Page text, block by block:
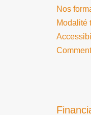
Nos
Modalité